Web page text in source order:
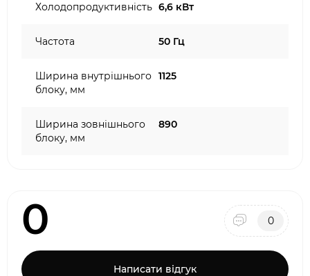
Холодопродуктивність 6,6 кВт
Частота 50 Гц
Ширина внутрішнього
блоку, мм
1125
Ширина зовнішнього
блоку, мм
890
0 0
Написати відгук